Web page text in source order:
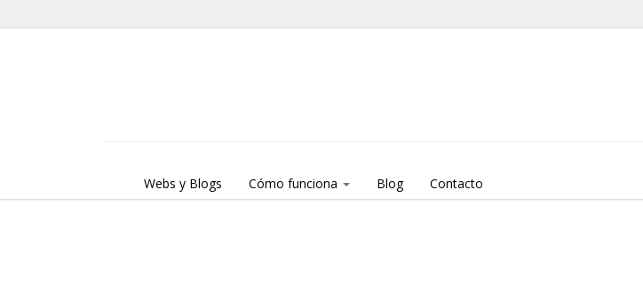
Menu
Webs y Blogs
Cómo funciona Blog Contacto